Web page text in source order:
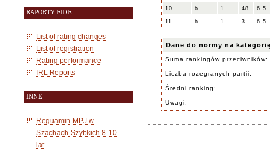
RAPORTY FIDE
List of rating changes
List of registration
Rating performance
IRL Reports
INNE
Reguamin MPJ w
Szachach Szybkich 8-10
lat
10 b 1 48 6.5
11 b 1 3 6.5
Dane do normy na
Suma rankingów przeciwników:
Liczba rozegranych partii:
Średni ranking:
Uwagi: